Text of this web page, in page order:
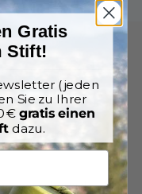
beantwoord
voor u bereikbaar.
Gratis
Stift!
(jeden
Sie zu Ihrer
€gratis einen
dazu.